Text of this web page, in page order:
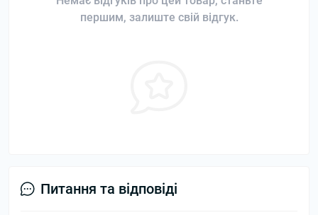
першим, залиште свій відгук.
Питання та відповіді